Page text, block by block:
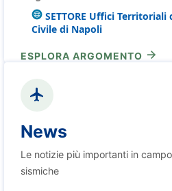
SETTORE Uffici Territoriali
Civile di Napoli
ESPLORA ARGOMENTO
News
Le notizie più importanti in
sismiche